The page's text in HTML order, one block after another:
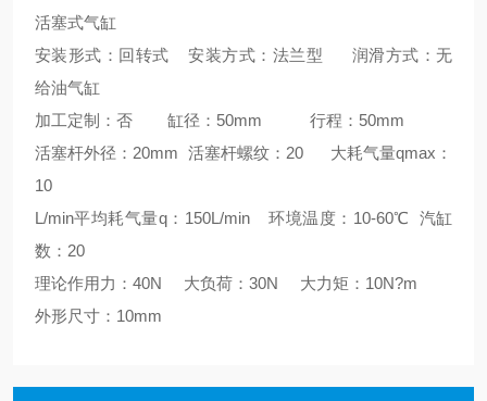
活塞式气缸
安装形式：回转式 安装方式：法兰型 润滑方式：无
给油气缸
加工定制：否 缸径：50mm 行程：50mm
活塞杆外径：20mm 活塞杆螺纹：20 大耗气量qmax：
10
L/min平均耗气量q：150L/min 环境温度：10-60℃ 汽缸
数：20
理论作用力：40N 大负荷：30N 大力矩：10N?m
外形尺寸：10mm